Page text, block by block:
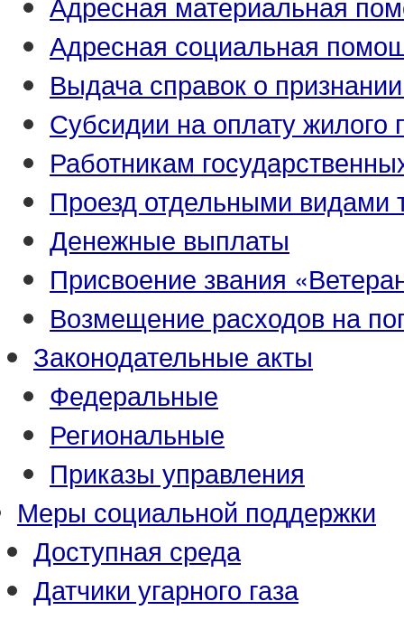
Адресная социальная
Выдача справок о
Субсидии на оплату
Работникам
Проезд отдельными видами
Денежные выплаты
Присвоение звания
Возмещение расходов на
Законодательные акты
Федеральные
Региональные
Приказы управления
Меры социальной поддержки
Доступная среда
Датчики угарного газа